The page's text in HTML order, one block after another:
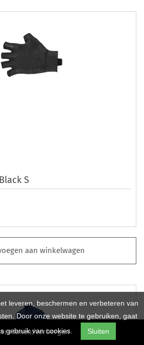
tonen/verbergen
S
aan winkelwagen
leveren, beschermen en verbeteren van
Door onze website te gebruiken, gaat
gebruik van cookies.
Sluiten